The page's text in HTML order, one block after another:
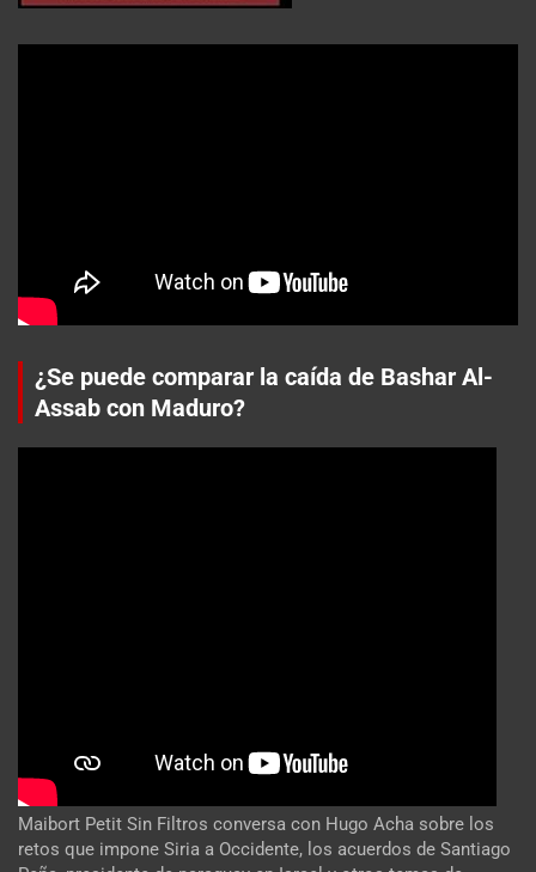
¿Se puede comparar la caída de Bashar Al-
Assab con Maduro?
Maibort Petit Sin Filtros conversa con Hugo Acha sobre los
retos que impone Siria a Occidente, los acuerdos de Santiago